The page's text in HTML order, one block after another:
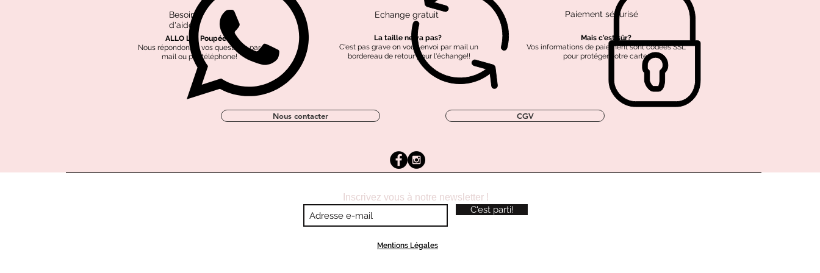
Polyester recyclé
Coton labellisé GOTS
Tissus labellisé OEKO-
Besoin
d'aide?
ALLO Les Poupées?
Nous répondons à vos questions par
mail ou par téléphone!
Echange gratuit
La taille ne va pas?
C'est pas grave on vous envoi par mail un
bordereau de retour pour l'échange!!
Paiement sécurisé
Mais c'est sûr?
Vos informations de paiement sont codées SSL
pour protéger votre carte.
Nous contacter CGV
Inscrivez vous à notre newsletter !
C'est parti!
Mentions Légales